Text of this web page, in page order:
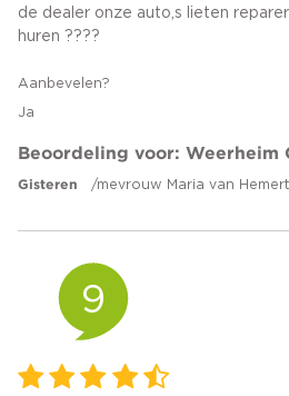
de dealer onze auto,s lieten
huren ????
Aanbevelen?
Ja
Beoordeling voor: Weerheim
Gisteren /mevrouw Maria van
9